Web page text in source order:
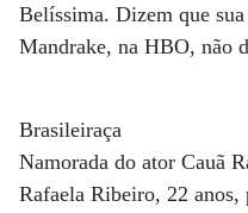
Belíssima. Dizem que
Mandrake, na HBO, não
Brasileiraça
Namorada do ator Cauã
Rafaela Ribeiro, 22 anos,